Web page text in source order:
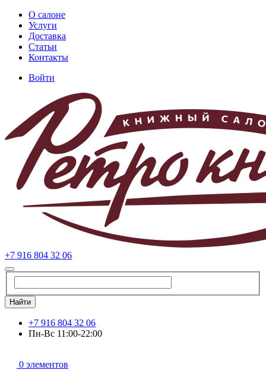
Перейти
основному
содержанию
Основная
навигация
О салоне
Услуги
Доставка
Статьи
Контакты
учётной
записи
пользователя
Войти
+7 916 804 32 06
Найти
+7 916 804 32 06
Пн-Вс 11:00-22:00
0 элементов